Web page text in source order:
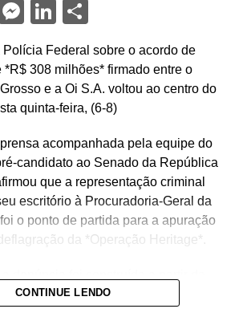
TwitterMessenger
LinkedIn
Federal sobre o acordo de
308 milhões* firmado entre o
e a Oi S.A. voltou ao centro do
quinta-feira, (6-8)
acompanhada pela equipe do
candidato ao Senado da República
que a representação criminal
escritório à Procuradoria-Geral da
o ponto de partida para a apuração
da *Operação Heritage*.
que, na avaliação dele, apontam
CONTINUE LENDO